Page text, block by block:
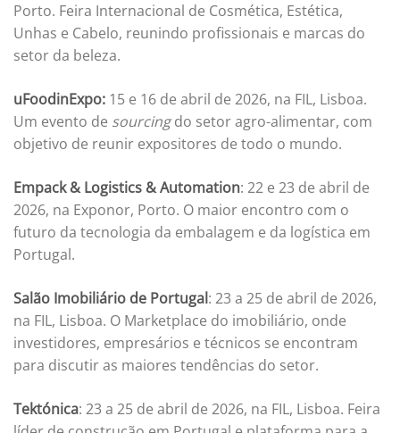
Porto. Feira Internacional de Cosmética, Estética,
Unhas e Cabelo, reunindo profissionais e marcas do
setor da beleza.
uFoodinExpo: 15 e 16 de abril de 2026, na FIL, Lisboa.
Um evento de sourcingdo setor agro-alimentar, com
objetivo de reunir expositores de todo o mundo.
Empack & Logistics & Automation: 22 e 23 de abril de
2026, na Exponor, Porto. O maior encontro com o
futuro da tecnologia da embalagem e da logística em
Portugal.
Salão Imobiliário de Portugal: 23 a 25 de abril de 2026,
na FIL, Lisboa. O Marketplace do imobiliário, onde
investidores, empresários e técnicos se encontram
para discutir as maiores tendências do setor.
Tektónica: 23 a 25 de abril de 2026, na FIL, Lisboa. Feira